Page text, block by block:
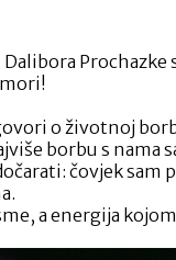
Prochazke
o životnoj
borbu s nama
čovjek sam
a energija